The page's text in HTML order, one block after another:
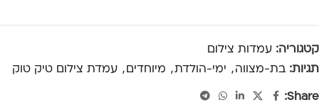
קטגוריה: עמדות צילום
תגיות: בת-מצווה, ימי-הולדת, מיוחדים , עמדת צילום טיק טוק
Share: